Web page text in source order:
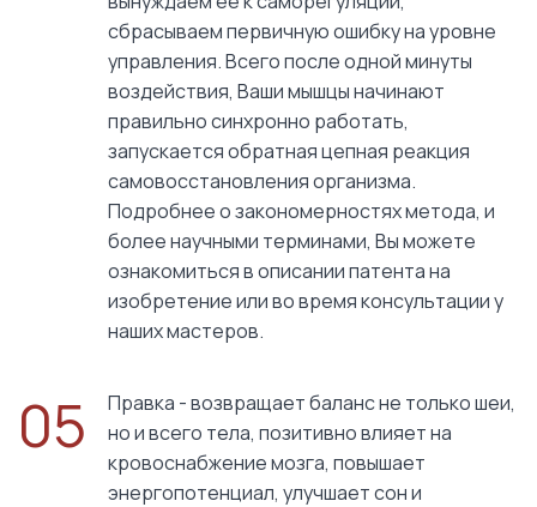
сбрасываем первичную ошибку на уровне
управления. Всего после одной минуты
воздействия, Ваши мышцы начинают
правильно синхронно работать,
запускается обратная цепная реакция
самовосстановления организма.
Подробнее о закономерностях метода, и
более научными терминами, Вы можете
ознакомиться в описании патента на
изобретение или во время консультации у
наших мастеров.
05
Правка - возвращает баланс не только шеи,
но и всего тела, позитивно влияет на
кровоснабжение мозга, повышает
энергопотенциал, улучшает сон и